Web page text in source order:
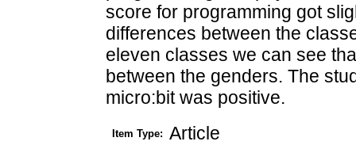
score for programming got
differences between the
eleven classes we can see
between the genders. The
micro:bit was positive.
Item Type: Article